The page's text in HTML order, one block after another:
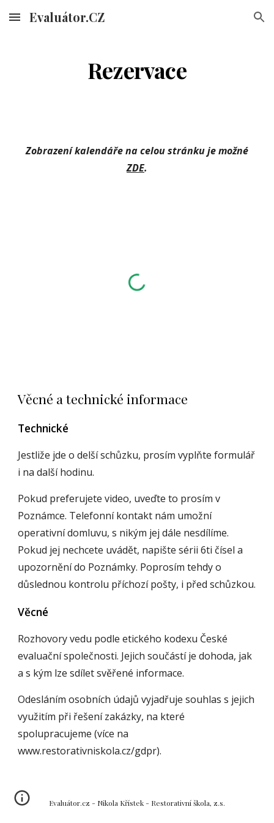
Skip to main content Skip to navigation
Evaluátor.CZ
Rezervace
Zobrazení kalendáře na celou stránku je možné
ZDE.
Věcné a technické informace
Technické
Jestliže jde o delší schůzku, prosím vyplňte formulář
i na další hodinu.
Pokud preferujete video, uveďte to prosím v
Poznámce. Telefonní kontakt nám umožní
operativní domluvu, s nikým jej dále nesdílíme.
Pokud jej nechcete uvádět, napište sérii 6ti čísel a
upozornění do Poznámky. Poprosím tehdy o
důslednou kontrolu příchozí pošty, i před schůzkou.
Věcné
Rozhovory vedu podle etického kodexu České
evaluační společnosti. Jejich součástí je dohoda, jak
a s kým lze sdílet svěřené informace.
Odesláním osobních údajů vyjadřuje souhlas s jejich
využitím při řešení zakázky, na které
spolupracujeme (více na
www.restorativniskola.cz/gdpr).
Evaluátor.cz - Nikola Křístek - Restorativní škola, z.s.